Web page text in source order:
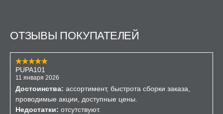
ОТЗЫВЫ ПОКУПАТЕЛЕЙ
PUPA101
11 января 2026
Достоинства: ассортимент, быстрота сборки заказа,
проводимые акции, доступные цены.
Недостатки: отсутствуют.